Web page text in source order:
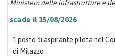
Ministero delle infrastrutture e
scade il 15/08/2026
1 posto di aspirante pilota nel
di Milazzo